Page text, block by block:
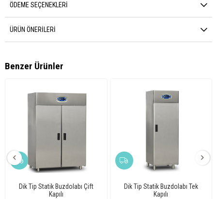
ÖDEME SEÇENEKLERI
ÜRÜN ÖNERILERI
Benzer Ürünler
Dik Tip Statik Buzdolabı Çift
Kapılı
Dik Tip Statik Buzdolabı Tek
Kapılı